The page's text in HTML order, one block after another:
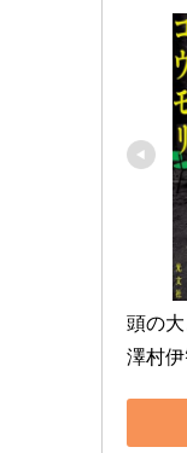
頭の
澤村